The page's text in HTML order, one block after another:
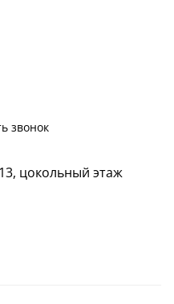
звонок
цокольный этаж